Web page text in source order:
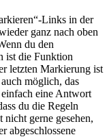
Links in der
ganz nach oben
du den
ist die Funktion
letzten Markierung ist
möglich, das
eine Antwort
du die Regeln
nicht gerne gesehen,
abgeschlossene